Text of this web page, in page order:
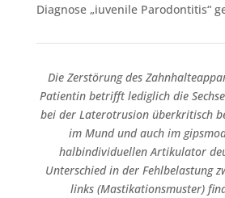
Diagnose „iuvenile Parodontitis“
Die Zerstörung des
Patientin betrifft lediglich die
bei der Laterotrusion überkritisch
im Mund und auch im
halbindividuellen Artikulator
Unterschied in der Fehlbelastung
links (Mastikationsmuster)